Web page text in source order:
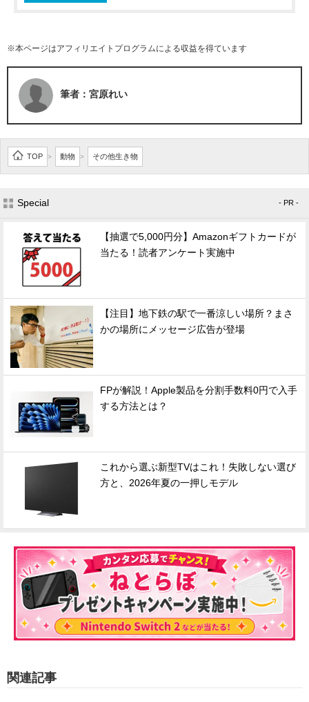
※本ページはアフィリエイトプログラムによる収益を得ています
筆者：宮原れい
TOP > 動物 > その他生き物
Special - PR -
【抽選で5,000円分】Amazonギフトカードが
当たる！読者アンケート実施中
【注目】地下鉄の駅で一番涼しい場所？まさ
かの場所にメッセージ広告が登場
FPが解説！Apple製品を分割手数料0円で入手
する方法とは？
これから選ぶ新型TVはこれ！失敗しない選び
方と、2026年夏の一押しモデル
関連記事